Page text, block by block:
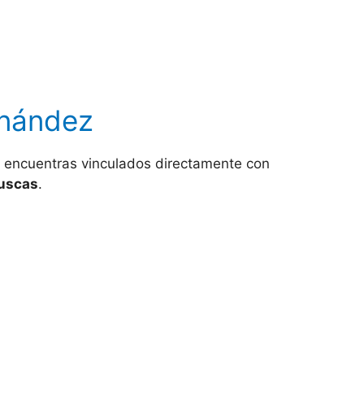
vinculados directamente con
.